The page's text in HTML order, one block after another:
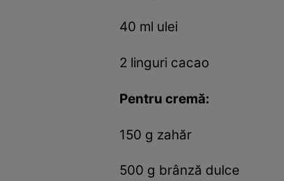
40 ml ulei
2 linguri cacao
Pentru cremă:
150 g zahăr
500 g brânză dulce